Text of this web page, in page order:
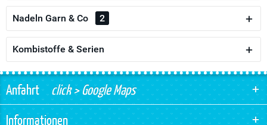
Nadeln Garn & Co 2
Kombistoffe & Serien
Anfahrtclick > Google Maps
Informationen